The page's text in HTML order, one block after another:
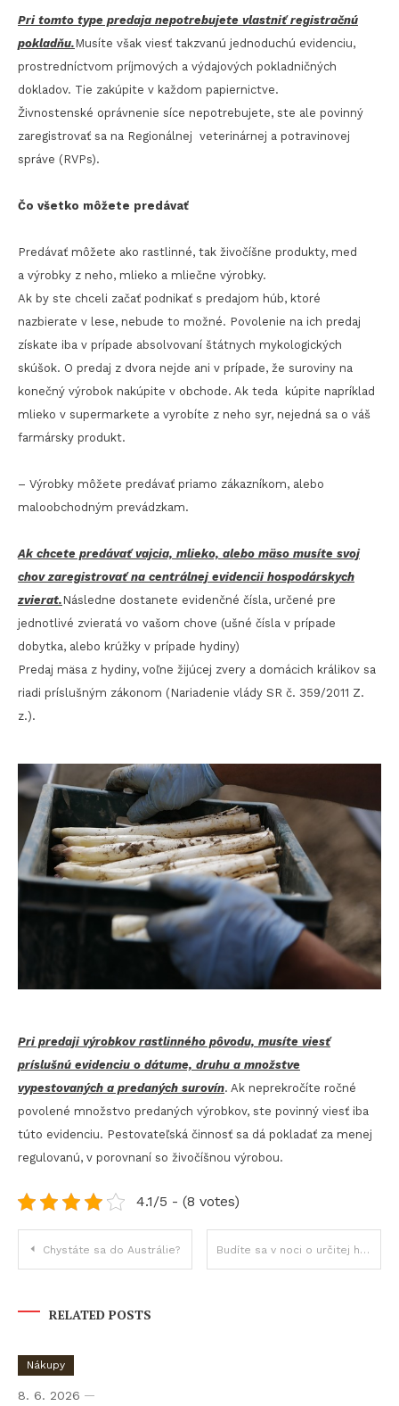
Pri tomto type predaja nepotrebujete vlastniť registračnú
pokladňu. Musíte však viesť takzvanú jednoduchú evidenciu,
prostredníctvom príjmových a výdajových pokladničných
dokladov. Tie zakúpite v každom papiernictve.
Živnostenské oprávnenie síce nepotrebujete, ste ale povinný
zaregistrovať sa na Regionálnej veterinárnej a potravinovej
správe (RVPs).
Čo všetko môžete predávať
Predávať môžete ako rastlinné, tak živočíšne produkty, med
a výrobky z neho, mlieko a mliečne výrobky.
Ak by ste chceli začať podnikať s predajom húb, ktoré
nazbierate v lese, nebude to možné. Povolenie na ich predaj
získate iba v prípade absolvovaní štátnych mykologických
skúšok. O predaj z dvora nejde ani v prípade, že suroviny na
konečný výrobok nakúpite v obchode. Ak teda kúpite napríklad
mlieko v supermarkete a vyrobíte z neho syr, nejedná sa o váš
farmársky produkt.
– Výrobky môžete predávať priamo zákazníkom, alebo
maloobchodným prevádzkam.
Ak chcete predávať vajcia, mlieko, alebo mäso musíte svoj
chov zaregistrovať na centrálnej evidencii hospodárskych
zvierat. Následne dostanete evidenčné čísla, určené pre
jednotlivé zvieratá vo vašom chove (ušné čísla v prípade
dobytka, alebo krúžky v prípade hydiny)
Predaj mäsa z hydiny, voľne žijúcej zvery a domácich králikov sa
riadi príslušným zákonom (Nariadenie vlády SR č. 359/2011 Z.
z.).
Pri predaji výrobkov rastlinného pôvodu, musíte viesť
príslušnú evidenciu o dátume, druhu a množstve
vypestovaných a predaných surovín. Ak neprekročíte ročné
povolené množstvo predaných výrobkov, ste povinný viesť iba
túto evidenciu. Pestovateľská činnosť sa dá pokladať za menej
regulovanú, v porovnaní so živočíšnou výrobou.
4.1/5 - (8 votes)
Navigace
příspěvek
Chystáte sa do Austrálie? Budíte sa v noci o určitej hodine? Vaše telo sa vám snaží niečo povedať
RELATED POSTS
Nákupy
8. 6. 2026